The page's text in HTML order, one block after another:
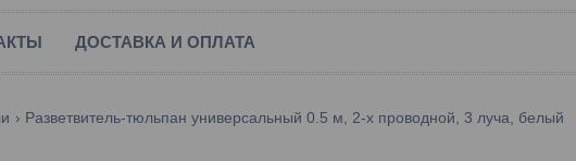
ДОСТАВКА И ОПЛАТА
Разветвитель-тюльпан универсальный 0.5 м, 2-х проводной, 3 луча, белый